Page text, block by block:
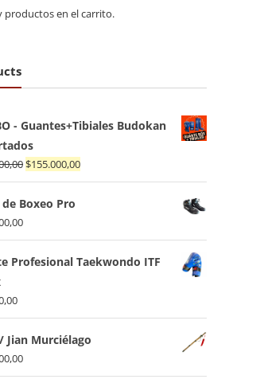
productos en el carrito.
- Guantes+Tibiales Budokan
El
precio
original
$155.000,00El
precio
Boxeo Pro
Profesional Taekwondo ITF
Jian Murciélago